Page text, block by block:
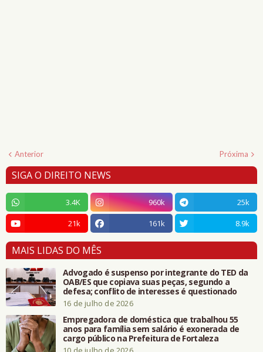
Anterior Próxima
SIGA O DIREITO NEWS
3.4K 960k
25k
21k
161k 8.9k
MAIS LIDAS DO MÊS
Advogado é suspenso por integrante do TED da
OAB/ES que copiava suas peças, segundo a
defesa; conflito de interesses é questionado
16 de julho de 2026
Empregadora de doméstica que trabalhou 55
anos para família sem salário é exonerada de
cargo público na Prefeitura de Fortaleza